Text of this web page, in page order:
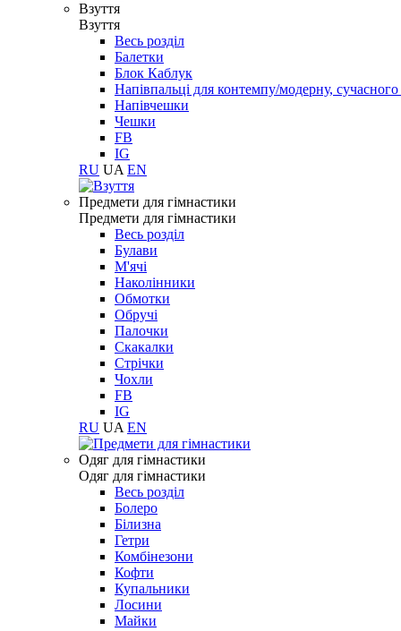
Взуття
Взуття
Весь розділ
Балетки
Блок Каблук
Напівпальці для контемпу/модерну,
Напівчешки
Чешки
FB
IG
RU UA EN
Предмети для гімнастики
Предмети для гімнастики
Весь розділ
Булави
М'ячі
Наколінники
Обмотки
Обручі
Палочки
Скакалки
Стрічки
Чохли
FB
IG
RU UA EN
Одяг для гімнастики
Одяг для гімнастики
Весь розділ
Болеро
Білизна
Гетри
Комбінезони
Кофти
Купальники
Лосини
Майки